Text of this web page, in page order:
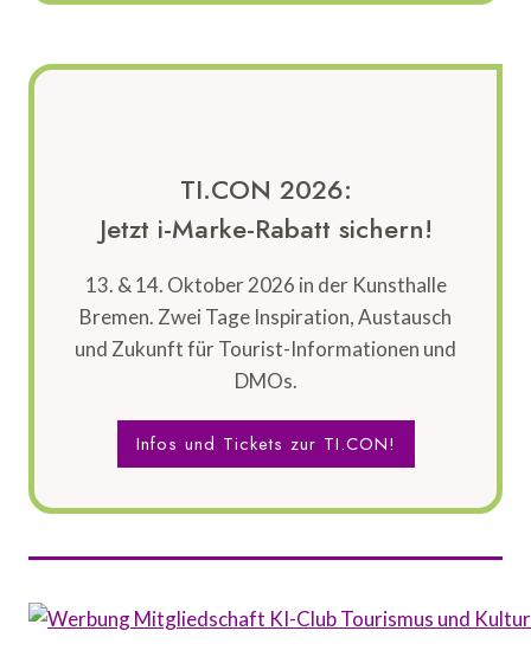
TI.CON 2026:
Jetzt i-Marke-Rabatt sichern!
13. & 14. Oktober 2026 in der Kunsthalle
Bremen. Zwei Tage Inspiration, Austausch
und Zukunft für Tourist-Informationen und
DMOs.
Infos und Tickets zur TI.CON!